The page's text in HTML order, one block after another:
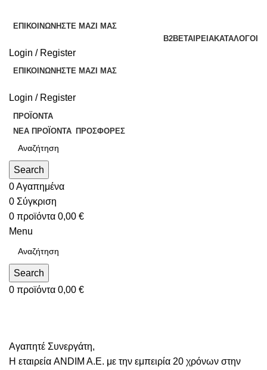
ΕΠΙΚΟΙΝΩΝΉΣΤΕ ΜΑΖΊ ΜΑΣ
B2BΕΤΑΙΡΕΊΑΚΑΤΆΛΟΓΟΙ
Login / Register
ΕΠΙΚΟΙΝΩΝΉΣΤΕ ΜΑΖΊ ΜΑΣ
Login / Register
ΠΡΟΪΌΝΤΑ
ΝΈΑ ΠΡΟΪΌΝΤΑ ΠΡΟΣΦΟΡΈΣ
Search
0Αγαπημένα
0 Σύγκριση
0 προϊόντα 0,00 €
Menu
Search
0 προϊόντα 0,00 €
Αγαπητέ Συνεργάτη,
Η εταιρεία ANDIM A.E. με την εμπειρία 20 χρόνων στην